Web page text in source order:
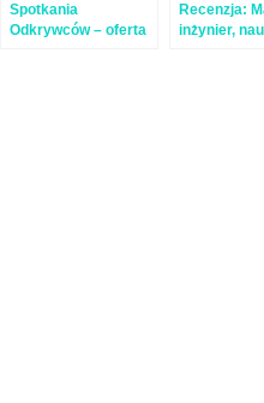
Spotkania
Odkrywców – oferta
Recenzja:
inżynier,